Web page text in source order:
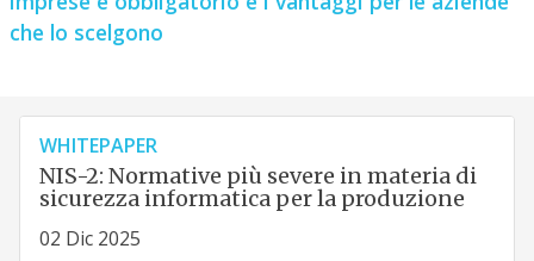
che lo scelgono
WHITEPAPER
NIS-2: Normative più severe in materia di
sicurezza informatica per la produzione
02 Dic 2025